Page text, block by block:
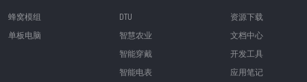
蜂窝模组
单板电脑
DTU
智慧农业
智能穿戴
智能电表
资源下载
文档中心
开发工具
应用笔记